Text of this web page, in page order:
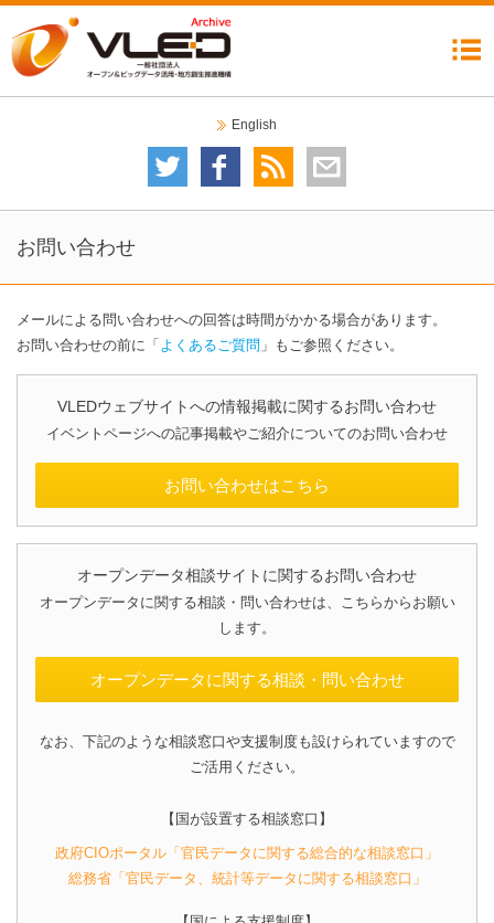
English
データガバナンス委員会
2020オープンデータシティ推進委員会
お問い合わせ
メールによる問い合わせへの回答は時間がかかる場合があります。
お問い合わせの前に「 よくあるご質問 」もご参照ください。
VLEDウェブサイトへの情報掲載に関するお問い合わせ
イベントページへの記事掲載やご紹介についてのお問い合わせ
お問い合わせはこちら
オープンデータ相談サイトに関するお問い合わせ
オープンデータに関する相談・問い合わせは、こちらからお願い
します。
オープンデータに関する相談・問い合わせ
なお、下記のような相談窓口や支援制度も設けられていますので
ご活用ください。
【国が設置する相談窓口】
政府CIOポータル「官民データに関する総合的な相談窓口」
総務省「官民データ、統計等データに関する相談窓口」